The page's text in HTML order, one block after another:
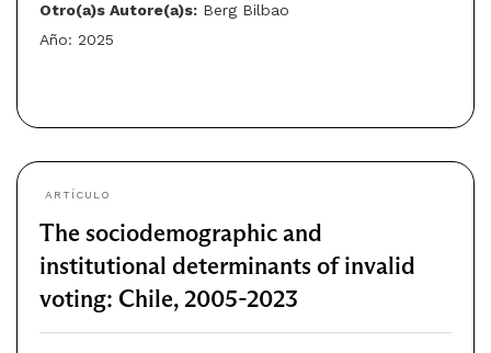
Otro(a)s Autore(a)s: Berg Bilbao
Año: 2025
ARTÍCULO
The sociodemographic and
institutional determinants of invalid
voting: Chile, 2005-2023